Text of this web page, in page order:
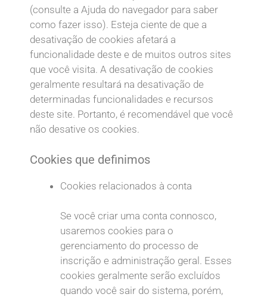
(consulte a Ajuda do navegador para saber
como fazer isso). Esteja ciente de que a
desativação de cookies afetará a
funcionalidade deste e de muitos outros sites
que você visita. A desativação de cookies
geralmente resultará na desativação de
determinadas funcionalidades e recursos
deste site. Portanto, é recomendável que você
não desative os cookies.
Cookies que definimos
Cookies relacionados à conta
Se você criar uma conta connosco,
usaremos cookies para o
gerenciamento do processo de
inscrição e administração geral. Esses
cookies geralmente serão excluídos
quando você sair do sistema, porém,